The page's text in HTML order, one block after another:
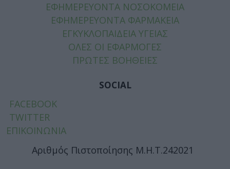
ΕΦΗΜΕΡΕΥΟΝΤΑ ΝΟΣΟΚΟΜΕΙΑ
ΕΦΗΜΕΡΕΥΟΝΤΑ ΦΑΡΜΑΚΕΙΑ
ΕΓΚΥΚΛΟΠΑΙΔΕΙΑ ΥΓΕΙΑΣ
ΟΛΕΣ ΟΙ ΕΦΑΡΜΟΓΕΣ
ΠΡΩΤΕΣ ΒΟΗΘΕΙΕΣ
SOCIAL
FACEBOOK
TWITTER
ΕΠΙΚΟΙΝΩΝΙΑ
Αριθμός Πιστοποίησης Μ.Η.Τ.242021